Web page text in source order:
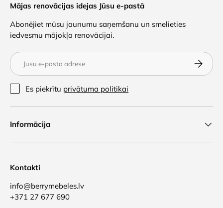
Mājas renovācijas idejas Jūsu e-pastā
Abonējiet mūsu jaunumu saņemšanu un smelieties
iedvesmu mājokļa renovācijai.
E-pasts
Abonēt
Es piekrītu privātuma politikai
Informācija
Kontakti
info@berrymebeles.lv
+371 27 677 690